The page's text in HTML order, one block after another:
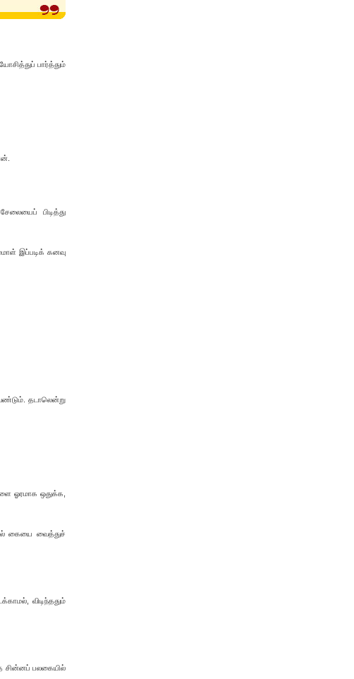
பார்த்தும்
பிடித்து
இப்படிக் கனவு
தடாலென்று
ஓரமாக ஒதுக்க,
கையை வைத்துச்
விடிந்ததும்
சின்னப் பலகையில்